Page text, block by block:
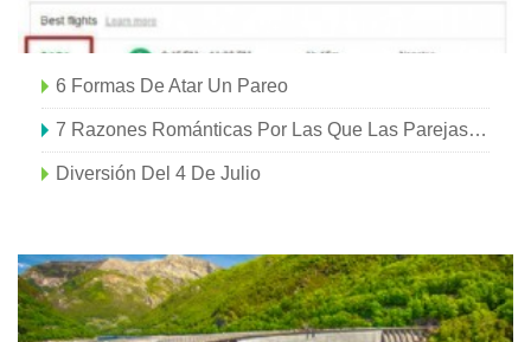
6 Formas De Atar Un Pareo
7 Razones Románticas Por Las Que Las Parejas Deben Visitar El OBX
Diversión Del 4 De Julio